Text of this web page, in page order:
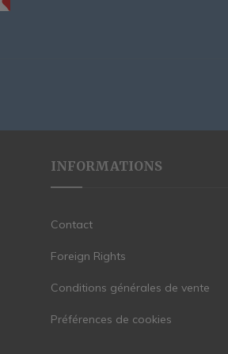
INFORMATIONS
Contact
Foreign Rights
Conditions générales de vente
Préférences de cookies